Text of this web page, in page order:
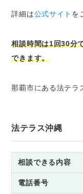
詳細は公式サイト を
相談時間は1回30分
できます。
那覇市にある法テラ
法テラス沖縄
相談できる内容
電話番号